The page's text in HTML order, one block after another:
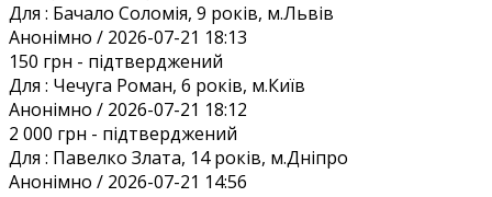
Для : Бачало Соломія, 9 років, м.Львів
Анонiмно / 2026-07-21 18:13
150 грн - підтверджений
Для : Чечуга Роман, 6 років, м.Київ
Анонiмно / 2026-07-21 18:12
2 000 грн - підтверджений
Для : Павелко Злата, 14 років, м.Дніпро
Анонiмно / 2026-07-21 14:56